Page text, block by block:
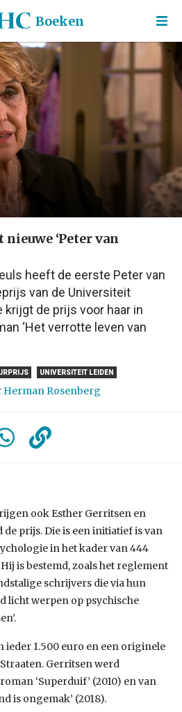
Boeken
‘Peter van
heeft de eerste Peter van
van de Universiteit
krijgt de prijs voor haar in
‘Het verrotte leven van
UNIVERSITEIT LEIDEN
Herman Rosenberg
ook Esther Gerritsen en
prijs. Die is een initiatief is van
in het kader van 444
is bestemd, zoals het reglement
schrijvers die via hun
licht werpen op psychische
ieder 1.500 euro en een originele
Gerritsen werd
‘Superduif’ (2010) en van
is ongemak’ (2018).